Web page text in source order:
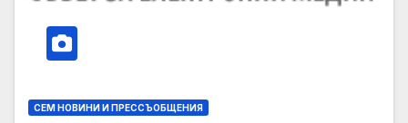
СЕМ НОВИНИ И ПРЕССЪОБЩЕНИЯ